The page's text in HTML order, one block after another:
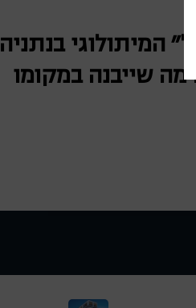
המיתולוגי בנתניה
שייבנה במקומו